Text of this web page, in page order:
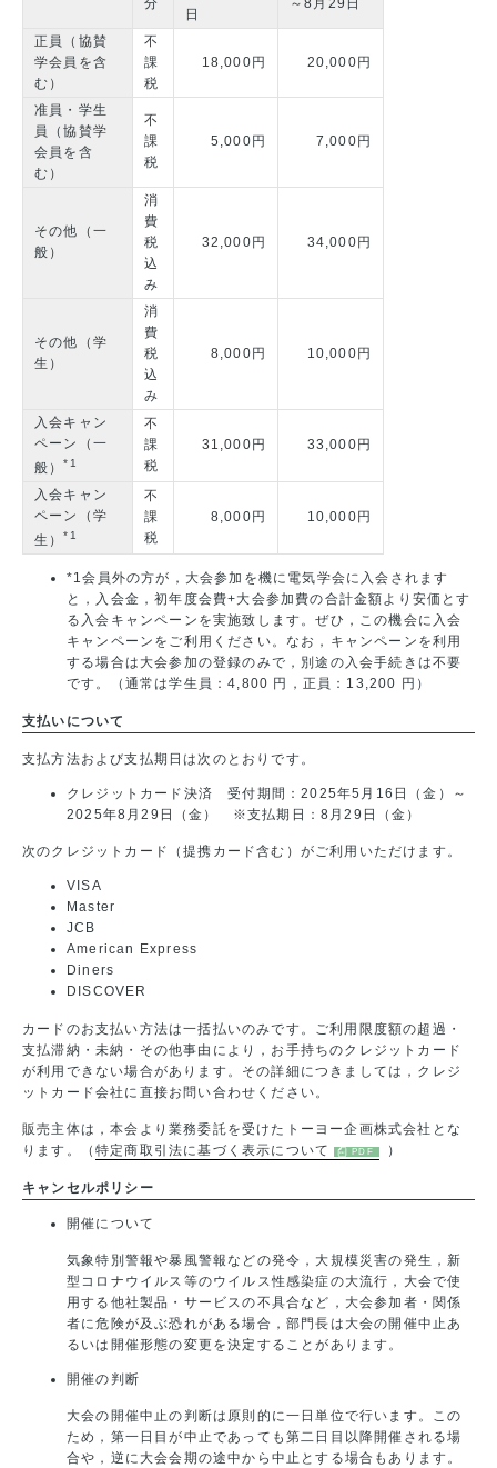
分
日
～8月29日
正員（協賛
学会員を含
む）
不
課
税
18,000円 20,000円
准員・学生
員（協賛学
会員を含
む）
不
課
税
5,000円 7,000円
その他（一
般）
消
費
税
込
み
32,000円 34,000円
その他（学
生）
消
費
税
込
み
8,000円 10,000円
入会キャン
ペーン（一
般）*1
不
課
税
31,000円 33,000円
入会キャン
ペーン（学
生）*1
不
課
税
8,000円 10,000円
*1会員外の方が，大会参加を機に電気学会に入会されます
と，入会金，初年度会費+大会参加費の合計金額より安価とす
る入会キャンペーンを実施致します。ぜひ，この機会に入会
キャンペーンをご利用ください。なお，キャンペーンを利用
する場合は大会参加の登録のみで，別途の入会手続きは不要
です。（通常は学生員：4,800 円，正員：13,200 円）
支払いについて
支払方法および支払期日は次のとおりです。
クレジットカード決済 受付期間：2025年5月16日（金）～
2025年8月29日（金） ※支払期日：8月29日（金）
次のクレジットカード（提携カード含む）がご利用いただけます。
VISA
Master
JCB
American Express
Diners
DISCOVER
カードのお支払い方法は一括払いのみです。ご利用限度額の超過・
支払滞納・未納・その他事由により，お手持ちのクレジットカード
が利用できない場合があります。その詳細につきましては，クレジ
ットカード会社に直接お問い合わせください。
販売主体は，本会より業務委託を受けたトーヨー企画株式会社とな
ります。（ 特定商取引法に基づく表示について ）
キャンセルポリシー
開催について
気象特別警報や暴風警報などの発令，大規模災害の発生，新
型コロナウイルス等のウイルス性感染症の大流行，大会で使
用する他社製品・サービスの不具合など，大会参加者・関係
者に危険が及ぶ恐れがある場合，部門長は大会の開催中止あ
るいは開催形態の変更を決定することがあります。
開催の判断
大会の開催中止の判断は原則的に一日単位で行います。この
ため，第一日目が中止であっても第二日目以降開催される場
合や，逆に大会会期の途中から中止とする場合もあります。